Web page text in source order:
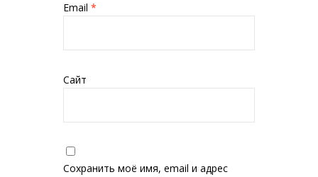
Email *
Сайт
Сохранить моё имя, email и адрес